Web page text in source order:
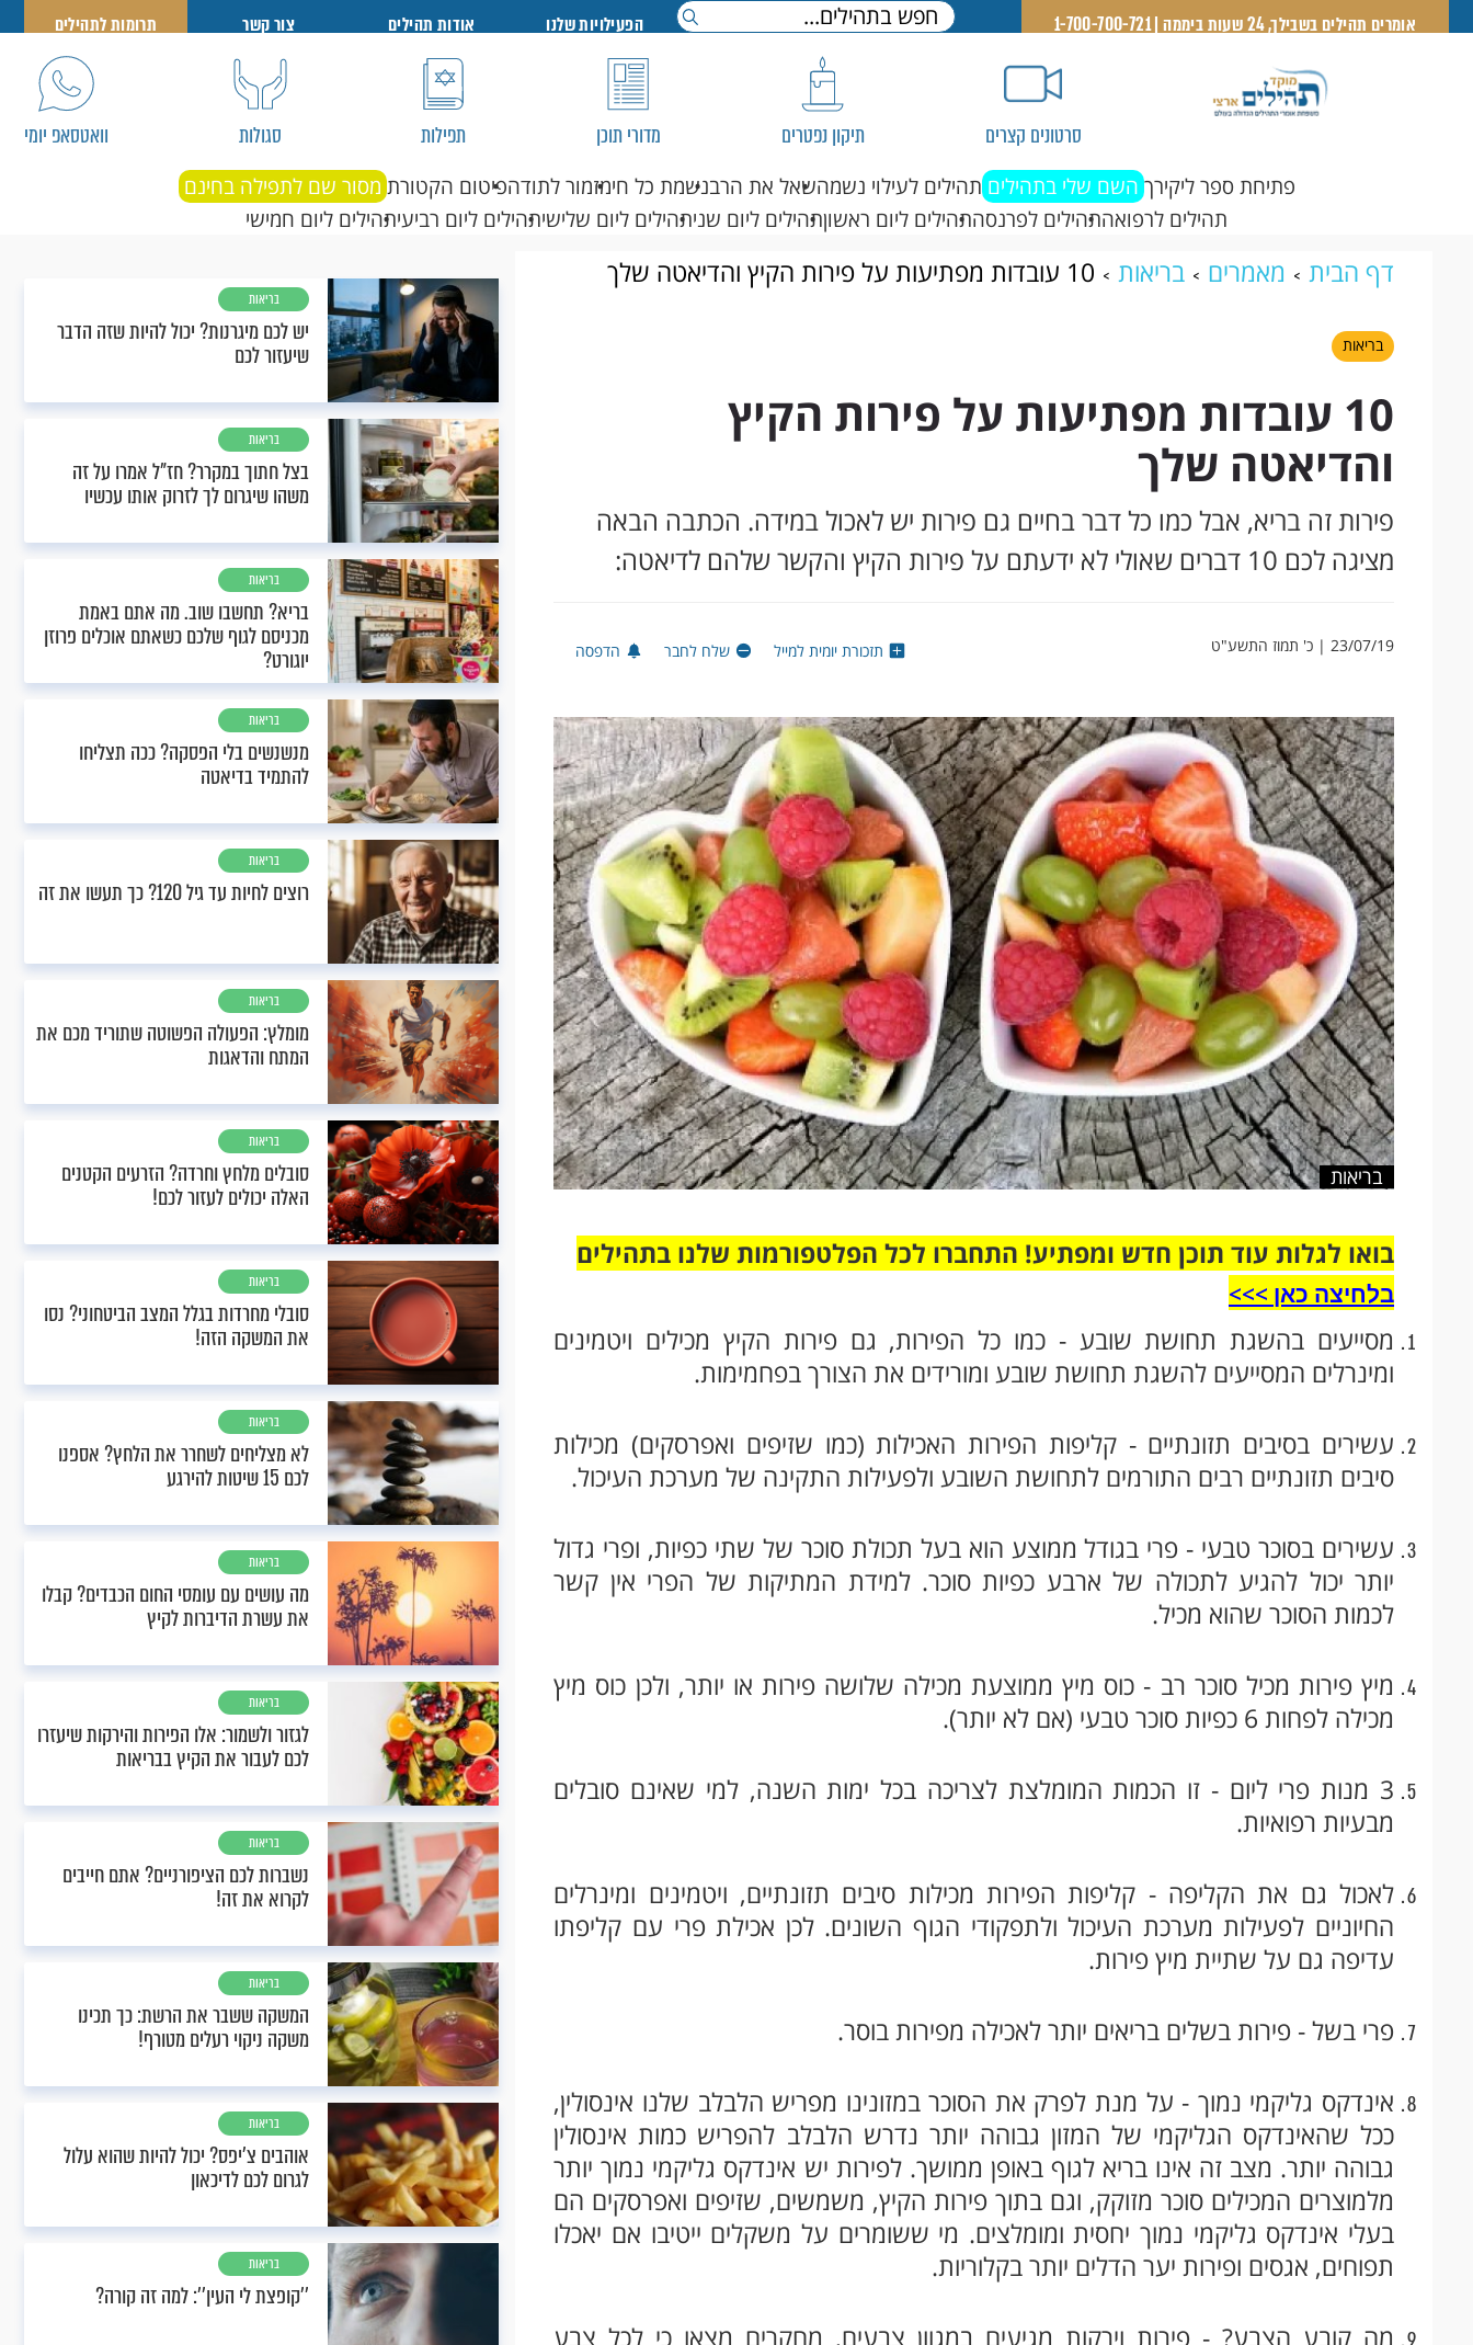
אומרים תהילים בשבילך, 24 שעות ביממה | 1-700-700-721 הפעילויות שלנו אודות תהילים צור קשר תרומות לתהילים
סרטונים קצרים תיקון נפטרים מדורי תוכן תפילות סגולות וואטסאפ יומי
פתיחת ספר ליקירך השם שלי בתהילים תהילים לעילוי נשמהשאל את הרבנשמת כל חימזמור לתודהפיטום הקטורת מסור שם לתפילה בחינם
תהילים לרפואהתהילים לפרנסהתהילים ליום ראשוןתהילים ליום שניתהילים ליום שלישיתהילים ליום רביעיתהילים ליום חמישי
דף הבית מאמרים בריאות 10 עובדות מפתיעות על פירות הקיץ והדיאטה שלך
בריאות
10 עובדות מפתיעות על פירות הקיץ
והדיאטה שלך
פירות זה בריא, אבל כמו כל דבר בחיים גם פירות יש לאכול במידה. הכתבה הבאה
מציגה לכם 10 דברים שאולי לא ידעתם על פירות הקיץ והקשר שלהם לדיאטה:
23/07/19 | כ' תמוז התשע"ט תזכורת יומית למייל שלח לחבר הדפסה
בריאות
בואו לגלות עוד תוכן חדש ומפתיע! התחברו לכל הפלטפורמות שלנו בתהילים
בלחיצה כאן >>>​
מסייעים בהשגת תחושת שובע - כמו כל הפירות, גם פירות הקיץ מכילים ויטמינים
ומינרלים המסייעים להשגת תחושת שובע ומורידים את הצורך בפחמימות.
עשירים בסיבים תזונתיים - קליפות הפירות האכילות (כמו שזיפים ואפרסקים) מכילות
סיבים תזונתיים רבים התורמים לתחושת השובע ולפעילות התקינה של מערכת העיכול.
עשירים בסוכר טבעי - פרי בגודל ממוצע הוא בעל תכולת סוכר של שתי כפיות, ופרי גדול
יותר יכול להגיע לתכולה של ארבע כפיות סוכר. למידת המתיקות של הפרי אין קשר
לכמות הסוכר שהוא מכיל.
מיץ פירות מכיל סוכר רב - כוס מיץ ממוצעת מכילה שלושה פירות או יותר, ולכן כוס מיץ
מכילה לפחות 6 כפיות סוכר טבעי (אם לא יותר).
3 מנות פרי ליום - זו הכמות המומלצת לצריכה בכל ימות השנה, למי שאינם סובלים
מבעיות רפואיות.
לאכול גם את הקליפה - קליפות הפירות מכילות סיבים תזונתיים, ויטמינים ומינרלים
החיוניים לפעילות מערכת העיכול ולתפקודי הגוף השונים. לכן אכילת פרי עם קליפתו
עדיפה גם על שתיית מיץ פירות.
פרי בשל - פירות בשלים בריאים יותר לאכילה מפירות בוסר.
אינדקס גליקמי נמוך - על מנת לפרק את הסוכר במזונינו מפריש הלבלב שלנו אינסולין,
ככל שהאינדקס הגליקמי של המזון גבוהה יותר נדרש הלבלב להפריש כמות אינסולין
גבוהה יותר. מצב זה אינו בריא לגוף באופן ממושך. לפירות יש אינדקס גליקמי נמוך יותר
מלמוצרים המכילים סוכר מזוקק, וגם בתוך פירות הקיץ, משמשים, שזיפים ואפרסקים הם
בעלי אינדקס גליקמי נמוך יחסית ומומלצים. מי ששומרים על משקלים ייטיבו אם יאכלו
תפוחים, אגסים ופירות יער הדלים יותר בקלוריות.
מה קובע הצבע? - פירות וירקות מגיעים במגוון צבעים, מחקרים מצאו כי לכל צבע
בריאות
יש לכם מיגרנות? יכול להיות שזה הדבר
שיעזור לכם
בריאות
בצל חתוך במקרר? חז"ל אמרו על זה
משהו שיגרום לך לזרוק אותו עכשיו
בריאות
בריא? תחשבו שוב. מה אתם באמת
מכניסם לגוף שלכם כשאתם אוכלים פרוזן
יוגורט?
בריאות
מנשנשים בלי הפסקה? ככה תצליחו
להתמיד בדיאטה
בריאות
רוצים לחיות עד גיל 120? כך תעשו את זה
בריאות
מומלץ: הפעולה הפשוטה שתוריד מכם את
המתח והדאגות
בריאות
סובלים מלחץ וחרדה? הזרעים הקטנים
האלה יכולים לעזור לכם!
בריאות
סובלי מחרדות בגלל המצב הביטחוני? נסו
את המשקה הזה!
בריאות
לא מצליחים לשחרר את הלחץ? אספנו
לכם 15 שיטות להירגע
בריאות
מה עושים עם עומסי החום הכבדים? קבלו
את עשרת הדיברות לקיץ
בריאות
לגזור ולשמור: אלו הפירות והירקות שיעזרו
לכם לעבור את הקיץ בבריאות
בריאות
נשברות לכם הציפורניים? אתם חייבים
לקרוא את זה!
בריאות
המשקה ששבר את הרשת: כך תכינו
משקה ניקוי רעלים מטורף!
בריאות
אוהבים צ'יפס? יכול להיות שהוא עלול
לגרום לכם לדיכאון
בריאות
''קופצת לי העין'': למה זה קורה?